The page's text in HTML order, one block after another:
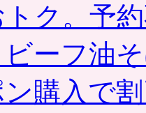
ク。予
ビーフ油
購入で